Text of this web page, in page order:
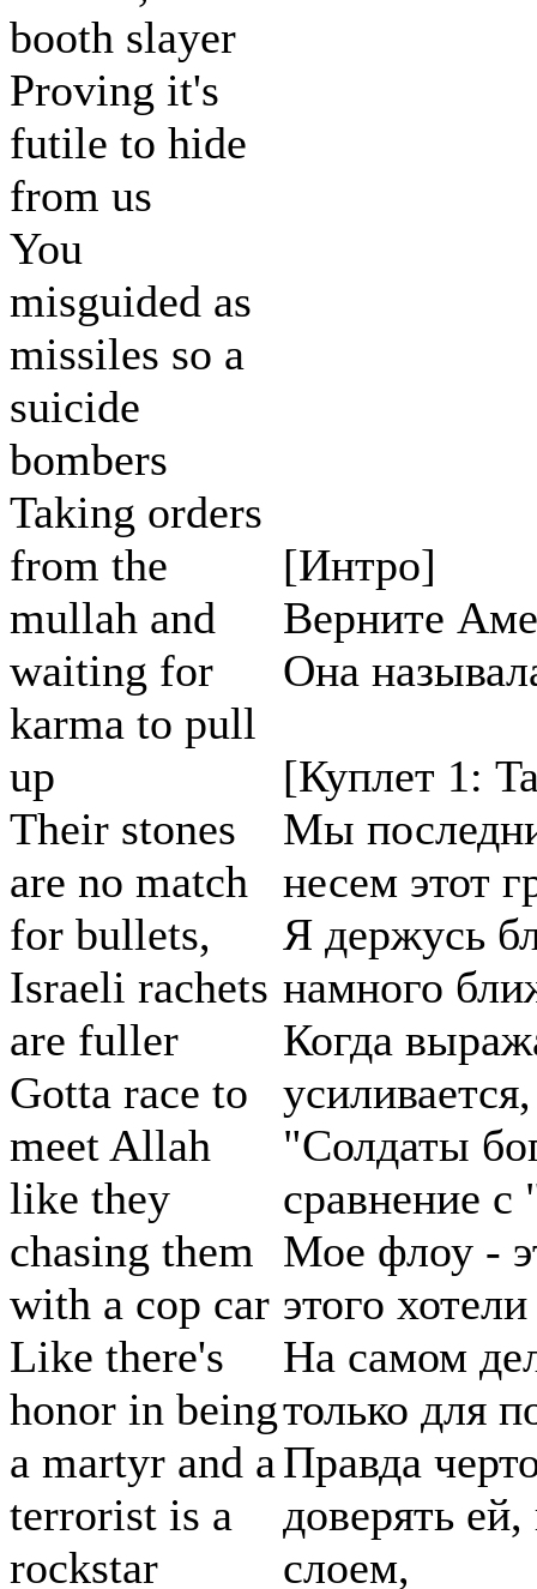
booth slayer
Proving it's
futile to hide
from us
You
misguided as
missiles so a
suicide
bombers
Taking orders
from the
mullah and
waiting for
karma to pull
up
Their stones
are no match
for bullets,
Israeli rachets
are fuller
Gotta race to
meet Allah
like they
chasing them
with a cop car
Like there's
honor in being
a martyr and a
terrorist is a
rockstar
[Интро]
Верните
Она
[Куплет 1:
Мы
несем этот
Я держусь
намного
Когда
усиливается,
"Солдаты
сравнение
Мое флоу -
этого
На самом
только для
Правда
доверять
слоем,